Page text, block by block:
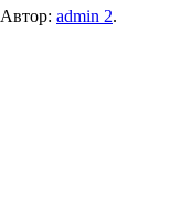
Автор: admin 2.